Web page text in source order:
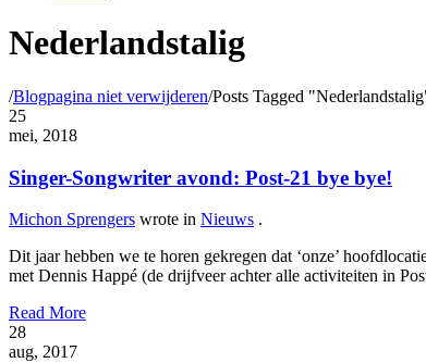
Nederlandstalig
/Blogpagina niet verwijderen/Posts Tagged
25
mei, 2018
Singer-Songwriter avond: Post-21 bye bye!
Michon Sprengers wrote in Nieuws .
Dit jaar hebben we te horen gekregen dat ‘onze’
met Dennis Happé (de drijfveer achter alle activiteiten in
Read More
28
aug, 2017